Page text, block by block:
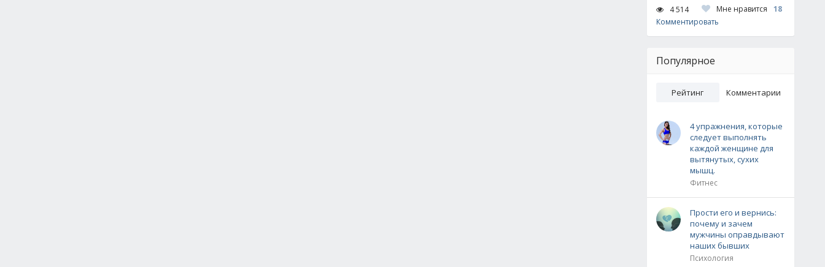
4 514 Мне нравится
18
Комментировать
Популярное
Рейтинг Комментарии
4 упражнения, которые
следует выполнять
каждой женщине для
вытянутых, сухих
мышц.
Фитнес
Прости его и вернись:
почему и зачем
мужчины оправдывают
наших бывших
Психология